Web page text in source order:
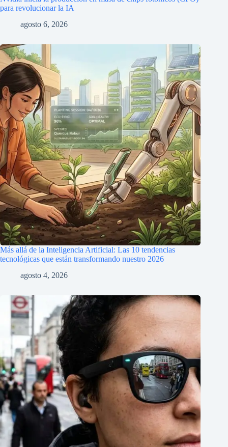
para revolucionar la IA
agosto 6, 2026
Más allá de la Inteligencia Artificial: Las 10 tendencias
tecnológicas que están transformando nuestro 2026
agosto 4, 2026